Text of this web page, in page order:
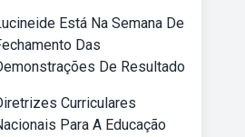
Está Na Semana De
Das
De Resultado
Curriculares
Para A Educação